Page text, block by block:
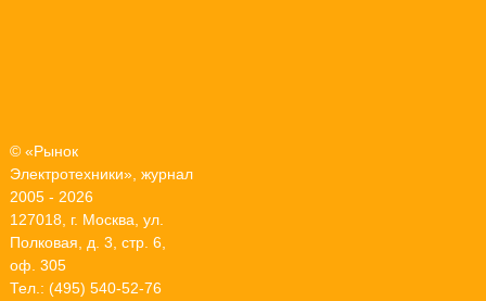
© «Рынок
Электротехники», журнал
2005 - 2026
127018, г. Москва, ул.
Полковая, д. 3, стр. 6,
оф. 305
Тел.: (495) 540-52-76